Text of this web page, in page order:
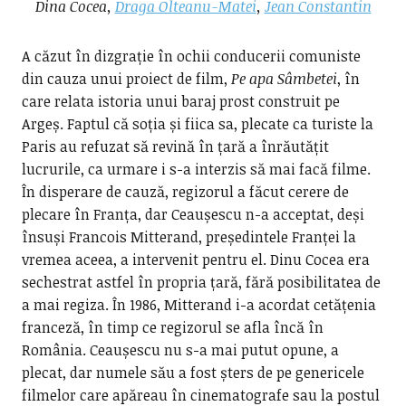
Dina Cocea, Draga Olteanu-Matei, Jean Constantin
A căzut în dizgrație în ochii conducerii comuniste
din cauza unui proiect de film, Pe apa Sâmbetei, în
care relata istoria unui baraj prost construit pe
Argeș. Faptul că soția și fiica sa, plecate ca turiste la
Paris au refuzat să revină în țară a înrăutățit
lucrurile, ca urmare i s-a interzis să mai facă filme.
În disperare de cauză, regizorul a făcut cerere de
plecare în Franța, dar Ceaușescu n-a acceptat, deși
însuși Francois Mitterand, președintele Franței la
vremea aceea, a intervenit pentru el. Dinu Cocea era
sechestrat astfel în propria țară, fără posibilitatea de
a mai regiza. În 1986, Mitterand i-a acordat cetățenia
franceză, în timp ce regizorul se afla încă în
România. Ceaușescu nu s-a mai putut opune, a
plecat, dar numele său a fost șters de pe genericele
filmelor care apăreau în cinematografe sau la postul